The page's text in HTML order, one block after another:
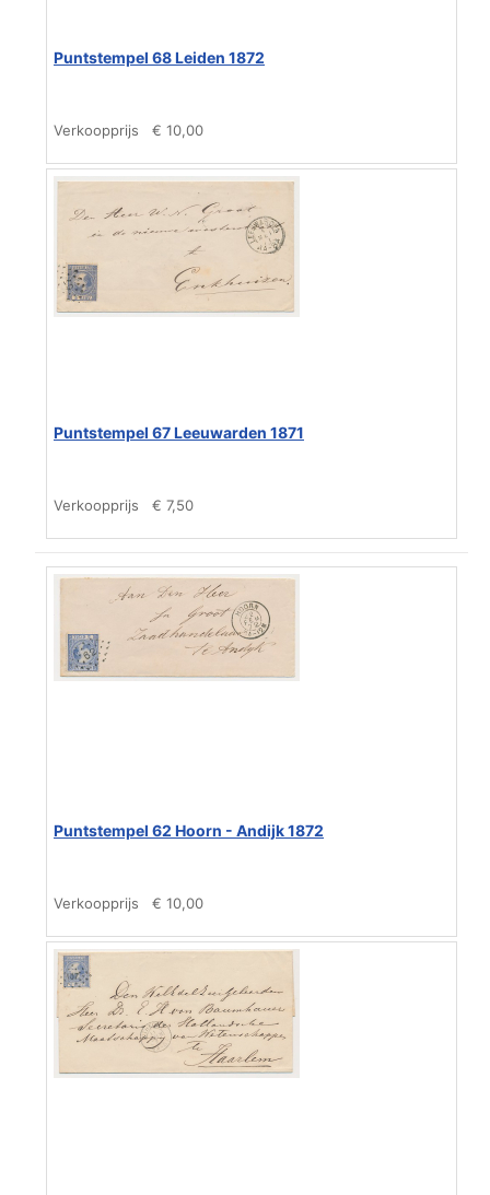
Puntstempel 68 Leiden 1872
Verkoopprijs € 10,00
Puntstempel 67 Leeuwarden 1871
Verkoopprijs € 7,50
Puntstempel 62 Hoorn - Andijk 1872
Verkoopprijs € 10,00